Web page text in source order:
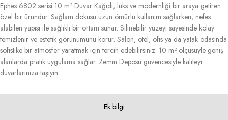
Ek bilgi
Ephes 6802 serisi 10 m² Duvar Kağıdı, lüks ve modernliği bir araya getiren
özel bir üründür. Sağlam dokusu uzun ömürlü kullanım sağlarken, nefes
alabilen yapısı ile sağlıklı bir ortam sunar. Silinebilir yüzeyi sayesinde kolay
temizlenir ve estetik görünümünü korur. Salon, otel, ofis ya da yatak odasında
sofistike bir atmosfer yaratmak için tercih edebilirsiniz. 10 m² ölçüsüyle geniş
alanlarda pratik uygulama sağlar. Zemin Deposu güvencesiyle kaliteyi
duvarlarınıza taşıyın.